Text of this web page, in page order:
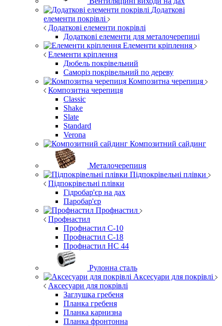
Додаткові
елементи покрівлі
Додаткові елементи покрівлі
Додаткові елементи для металочерепиці
Елементи кріплення
Елементи кріплення
Дюбель покрівельний
Саморіз покрівельний по дереву
Композитна черепиця
Композитна черепиця
Classic
Shake
Slate
Standard
Verona
Композитний сайдинг
Металочерепиця
Підпокрівельні плівки
Підпокрівельні плівки
Гідробар'єр на дах
Паробар'єр
Профнастил
Профнастил
Профнастил С-10
Профнастил С-18
Профнастил НС 44
Рулонна сталь
Аксесуари для покрівлі
Аксесуари для покрівлі
Заглушка гребеня
Планка гребеня
Планка карнизна
Планка фронтонна